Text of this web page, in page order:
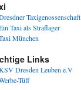
Taxigenossenschaft
Taxi als Straflager
München
Links
Dresden Leuben e.V
Tüff